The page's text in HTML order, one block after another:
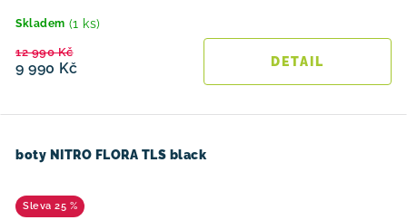
Skladem (1 ks)
9 990 Kč
12 990 Kč
boty NITRO FLORA TLS black
25 %